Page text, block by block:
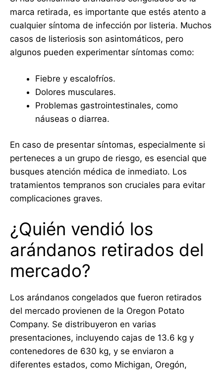
marca retirada, es importante que estés atento a
cualquier síntoma de infección por listeria. Muchos
casos de listeriosis son asintomáticos, pero
algunos pueden experimentar síntomas como:
Fiebre y escalofríos.
Dolores musculares.
Problemas gastrointestinales, como
náuseas o diarrea.
En caso de presentar síntomas, especialmente si
perteneces a un grupo de riesgo, es esencial que
busques atención médica de inmediato. Los
tratamientos tempranos son cruciales para evitar
complicaciones graves.
¿Quién vendió los
arándanos retirados del
mercado?
Los arándanos congelados que fueron retirados
del mercado provienen de la Oregon Potato
Company. Se distribuyeron en varias
presentaciones, incluyendo cajas de 13.6 kg y
contenedores de 630 kg, y se enviaron a
diferentes estados, como Michigan, Oregón,